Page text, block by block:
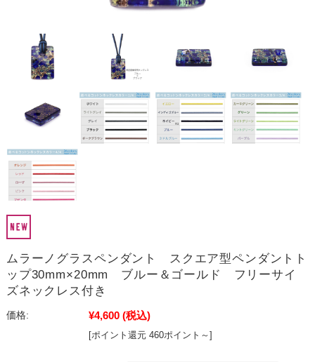
ムラーノグラスペンダント スクエア型ペンダントト
ップ30mm×20mm ブルー＆ゴールド フリーサイ
ズネックレス付き
価格: ¥4,600 (税込)
[ポイント還元 460ポイント～]